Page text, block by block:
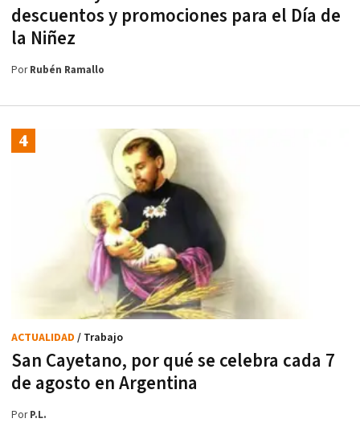
descuentos y promociones para el Día de
la Niñez
PorRubén Ramallo
San Cayetano, por qué se celebra cada 7
de agosto en Argentina
ACTUALIDAD / Trabajo
PorP.L.